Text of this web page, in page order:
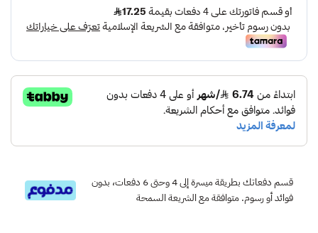
قسم دفعاتك بطريقة ميسرة إلى 4 وحتى 6 دفعات، بدون
فوائد أو رسوم. متوافقة مع الشريعة السمحة